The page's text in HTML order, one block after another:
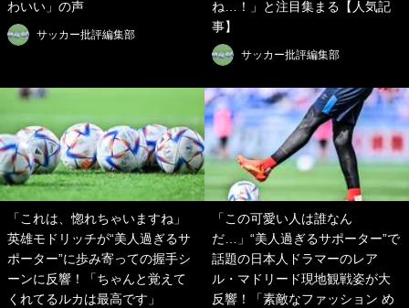
わいい」の声
サッカー批評編集部
ね…！」と注目集まる【人気記
事】
サッカー批評編集部
「これは、惚れちゃいますね」
英雄モドリッチが“美人過ぎるサ
ポーター”に歩み寄っての握手シ
ーンに反響！「ちゃんと覚えて
くれてるルカは最高です」
「この可愛い人は誰なん
だ…」“美人過ぎるサポーター”で
話題の日本人ドラマーのレア
ル・マドリード現地観戦姿が大
反響！「素敵なファッション め